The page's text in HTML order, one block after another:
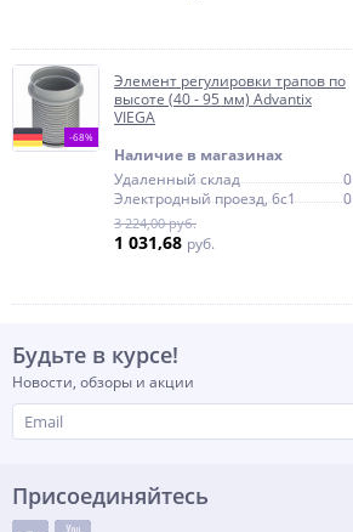
-68%
Элемент регулировки трапов по
высоте (40 - 95 мм) Advantix
VIEGA
Наличие в магазинах
Удаленный склад
0
Электродный проезд, 6с1
0
3 224,00 руб.
1 031,68 руб.
Будьте в курсе!
Новости, обзоры и акции
Присоединяйтесь